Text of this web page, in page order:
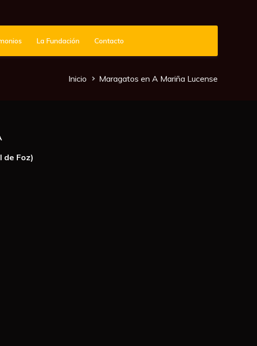
La Fundación Contacto
Sobrescribir
Inicio Maragatos en A Mariña Lucense
de Foz)